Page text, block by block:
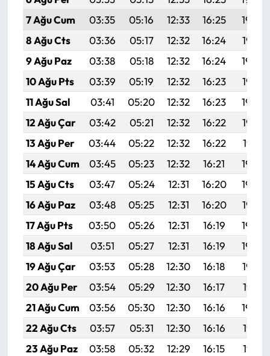
7 Ağu Cum
03:35 05:16 12:33 16:25
19:39
8 Ağu Cts
03:36 05:17 12:32 16:24
19:38
9 Ağu Paz
03:38 05:18 12:32 16:24
19:36
10 Ağu Pts
03:39 05:19 12:32 16:23
19:35
11 Ağu Sal
03:41 05:20 12:32 16:23
19:34
12 Ağu Çar
03:42 05:21 12:32 16:22
19:33
13 Ağu Per
03:44 05:22 12:32 16:22
19:31
14 Ağu Cum
03:45 05:23 12:32 16:21
19:30
15 Ağu Cts
03:47 05:24 12:31 16:20
19:29
16 Ağu Paz
03:48 05:25 12:31 16:20
19:27
17 Ağu Pts
03:50 05:26 12:31 16:19
19:26
18 Ağu Sal
03:51 05:27 12:31 16:19
19:24
19 Ağu Çar
03:53 05:28 12:30 16:18
19:23
20 Ağu Per
03:54 05:29 12:30 16:17
19:21
21 Ağu Cum
03:56 05:30 12:30 16:16
19:20
22 Ağu Cts
03:57 05:31 12:30 16:16
19:18
23 Ağu Paz
03:58 05:32 12:29 16:15
19:17